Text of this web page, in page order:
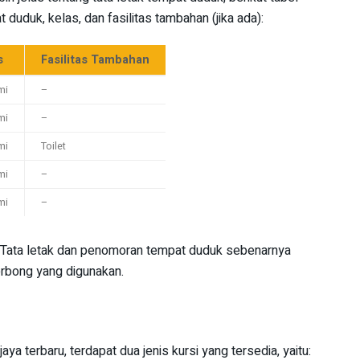
kelas, dan fasilitas tambahan (jika ada):
Fasilitas Tambahan
–
–
Toilet
–
–
letak dan penomoran tempat duduk sebenarnya
yang digunakan.
terbaru, terdapat dua jenis kursi yang tersedia, yaitu: